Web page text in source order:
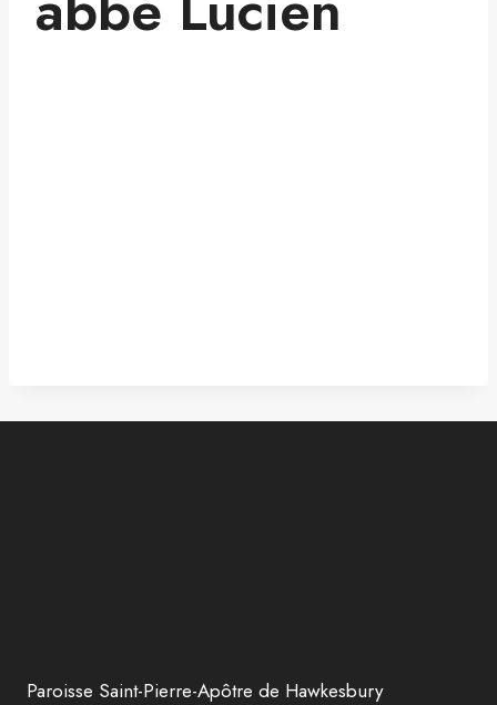
Paroisse Saint-Pierre-Apôtre de Hawkesbury